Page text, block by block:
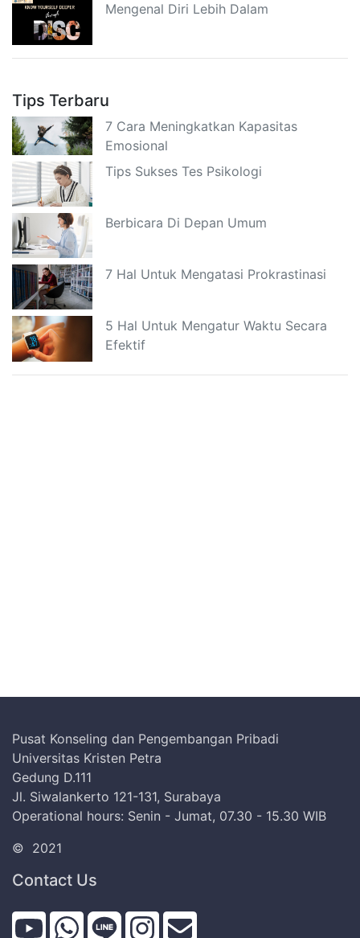
Mengenal Diri Lebih Dalam
Tips Terbaru
7 Cara Meningkatkan Kapasitas
Emosional
Tips Sukses Tes Psikologi
Berbicara Di Depan Umum
7 Hal Untuk Mengatasi Prokrastinasi
5 Hal Untuk Mengatur Waktu Secara
Efektif
Pusat Konseling dan Pengembangan Pribadi
Universitas Kristen Petra
Gedung D.111
Jl. Siwalankerto 121-131, Surabaya
Operational hours: Senin - Jumat, 07.30 - 15.30 WIB
© 2021
Contact Us